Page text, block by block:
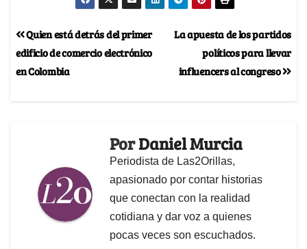
La apuesta de los partidos
políticos para llevar
influencers al congreso
Quien está detrás del primer
edificio de comercio electrónico
en Colombia
PorDaniel Murcia
Periodista de Las2Orillas,
apasionado por contar historias
que conectan con la realidad
cotidiana y dar voz a quienes
pocas veces son escuchados.